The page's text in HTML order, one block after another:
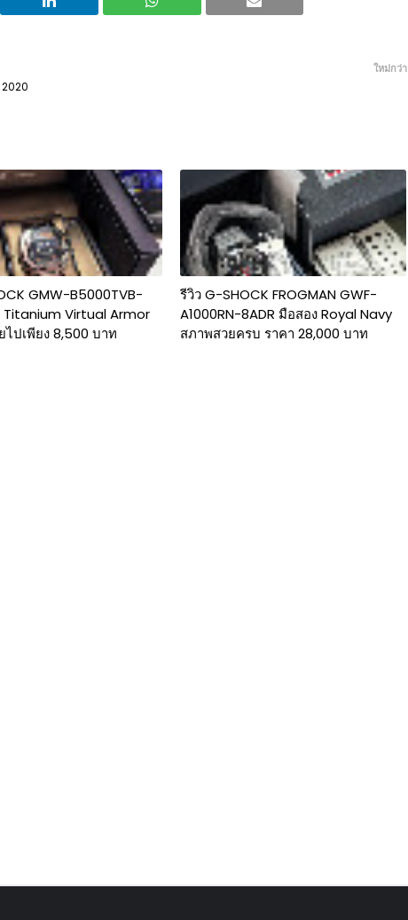
ใหม่กว่า
GMW-B5000TVB-
Titanium Virtual Armor
ปเพียง 8,500 บาท
รีวิว G-SHOCK FROGMAN GWF-
A1000RN-8ADR มือสอง Royal Navy
สภาพสวยครบ ราคา 28,000 บาท